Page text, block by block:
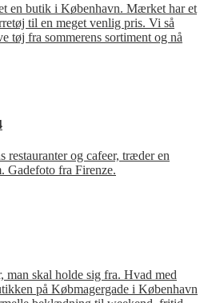
en butik i København. Mærket har et
til en meget venlig pris. Vi så
tøj fra sommerens sortiment og nå
restauranter og cafeer, træder en
Gadefoto fra Firenze.
skal holde sig fra. Hvad med
på Købmagergade i København